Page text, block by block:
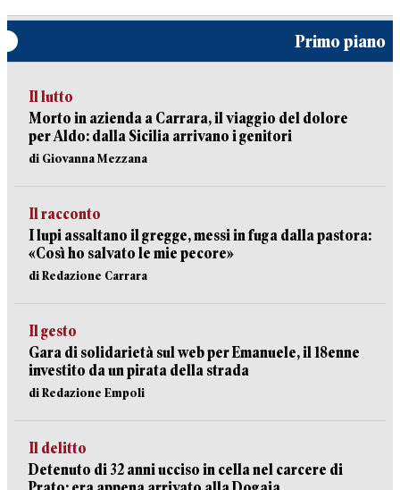
Primo piano
Il lutto
Morto in azienda a Carrara, il viaggio del dolore
per Aldo: dalla Sicilia arrivano i genitori
di Giovanna Mezzana
Il racconto
I lupi assaltano il gregge, messi in fuga dalla pastora:
«Così ho salvato le mie pecore»
di Redazione Carrara
Il gesto
Gara di solidarietà sul web per Emanuele, il 18enne
investito da un pirata della strada
di Redazione Empoli
Il delitto
Detenuto di 32 anni ucciso in cella nel carcere di